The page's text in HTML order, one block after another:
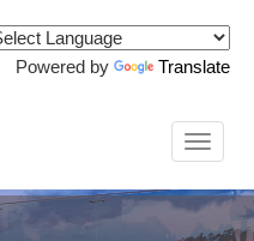
Powered by Translate